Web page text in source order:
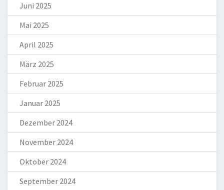
Juni 2025
Mai 2025
April 2025
März 2025
Februar 2025
Januar 2025
Dezember 2024
November 2024
Oktober 2024
September 2024